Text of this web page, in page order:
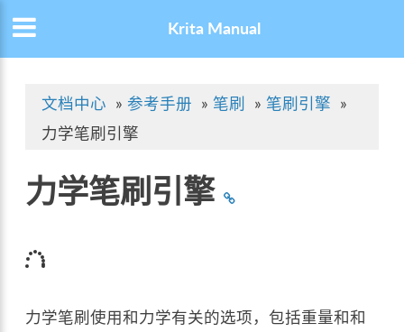
Krita Manual
文档中心 » 参考手册 » 笔刷 » 笔刷引擎 »
力学笔刷引擎
力学笔刷引擎
力学笔刷使用和力学有关的选项，包括重量和和